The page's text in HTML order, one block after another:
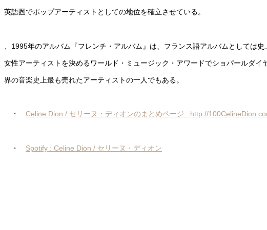
英語圏でポップアーティストとしての地位を確立させている。
、1995年のアルバム『フレンチ・アルバム』は、フランス語アルバムとして
女性アーティストを決めるワールド・ミュージック・アワードでショパールダ
界の音楽史上最も売れたアーティストの一人でもある。
・ Celine Dion / セリーヌ・ディオンのまとめページ : http://
・ Spotify : Celine Dion / セリーヌ・ディオン